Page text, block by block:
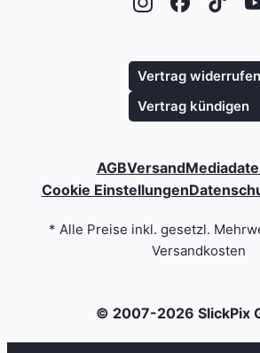
© 2007-2026 SlickPix
AGBVersand
Cookie Einstellungen
Vertrag widerrufen
Vertrag kündigen
* Alle Preise inkl. gesetzl.
Versandkosten